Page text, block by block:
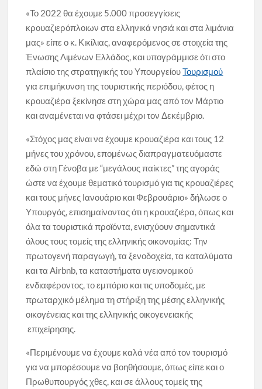
«Το 2022 θα έχουμε 5.000 προσεγγίσεις
κρουαζιερόπλοιων στα ελληνικά νησιά και στα λιμάνια
μας» είπε ο κ. Κικίλιας, αναφερόμενος σε στοιχεία της
Ένωσης Λιμένων Ελλάδος, και υπογράμμισε ότι στο
πλαίσιο της στρατηγικής του ΥπουργείουΤουρισμού
για επιμήκυνση της τουριστικής περιόδου, φέτος η
κρουαζιέρα ξεκίνησε στη χώρα μας από τον Μάρτιο
και αναμένεται να φτάσει μέχρι τον Δεκέμβριο.
«Στόχος μας είναι να έχουμε κρουαζιέρα και τους 12
μήνες του χρόνου, επομένως διαπραγματευόμαστε
εδώ στη Γένοβα με “μεγάλους παίκτες” της αγοράς
ώστε να έχουμε θεματικό τουρισμό για τις κρουαζιέρες
και τους μήνες Ιανουάριο και Φεβρουάριο» δήλωσε ο
Υπουργός, επισημαίνοντας ότι η κρουαζιέρα, όπως και
όλα τα τουριστικά προϊόντα, ενισχύουν σημαντικά
όλους τους τομείς της ελληνικής οικονομίας: Την
πρωτογενή παραγωγή, τα ξενοδοχεία, τα καταλύματα
και τα Airbnb, τα καταστήματα υγειονομικού
ενδιαφέροντος, το εμπόριο και τις υποδομές, με
πρωταρχικό μέλημα τη στήριξη της μέσης ελληνικής
οικογένειας και της ελληνικής οικογενειακής
επιχείρησης.
«Περιμένουμε να έχουμε καλά νέα από τον τουρισμό
για να μπορέσουμε να βοηθήσουμε, όπως είπε και ο
Πρωθυπουργός χθες, και σε άλλους τομείς της